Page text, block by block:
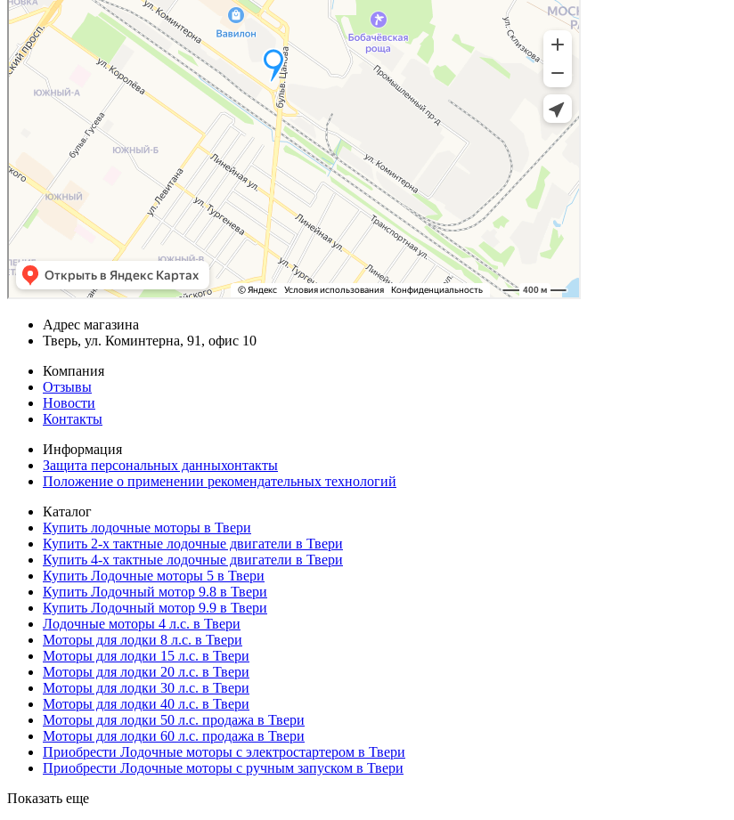
Адрес магазина
Тверь, ул. Коминтерна, 91, офис 10
Компания
Отзывы
Новости
Контакты
Информация
Защита персональных данныхонтакты
Положение о применении рекомендательных технологий
Каталог
Купить лодочные моторы в Твери
Купить 2-х тактные лодочные двигатели в Твери
Купить 4-х тактные лодочные двигатели в Твери
Купить Лодочные моторы 5 в Твери
Купить Лодочный мотор 9.8 в Твери
Купить Лодочный мотор 9.9 в Твери
Лодочные моторы 4 л.с. в Твери
Моторы для лодки 8 л.с. в Твери
Моторы для лодки 15 л.с. в Твери
Моторы для лодки 20 л.с. в Твери
Моторы для лодки 30 л.с. в Твери
Моторы для лодки 40 л.с. в Твери
Моторы для лодки 50 л.с. продажа в Твери
Моторы для лодки 60 л.с. продажа в Твери
Приобрести Лодочные моторы с электростартером в Твери
Приобрести Лодочные моторы с ручным запуском в Твери
Показать еще